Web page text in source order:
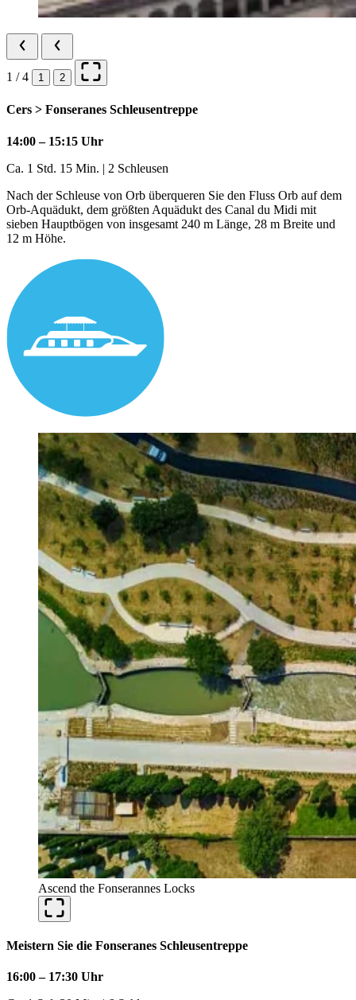
1 / 4 1 2
Cers > Fonseranes Schleusentreppe
14:00 – 15:15 Uhr
Ca. 1 Std. 15 Min. | 2 Schleusen
Nach der Schleuse von Orb überqueren Sie den Fluss Orb auf dem
Orb-Aquädukt, dem größten Aquädukt des Canal du Midi mit
sieben Hauptbögen von insgesamt 240 m Länge, 28 m Breite und
12 m Höhe.
Ascend the Fonserannes Locks
Meistern Sie die Fonseranes Schleusentreppe
16:00 – 17:30 Uhr